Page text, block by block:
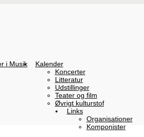
i Musik
Kalender
Koncerter
Litteratur
Udstillinger
Teater og film
Øvrigt kulturstof
Links
Organisationer
Komponister